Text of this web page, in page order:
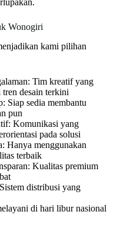
Wonogiri
kami pilihan
Tim kreatif yang
desain terkini
Siap sedia membantu
pun
Komunikasi yang
pada solusi
Hanya menggunakan
terbaik
Kualitas premium
distribusi yang
di hari libur nasional